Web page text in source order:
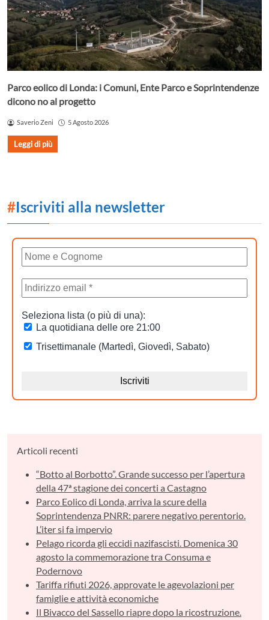
Parco eolico di Londa: i Comuni, Ente Parco e Soprintendenze
dicono no al progetto
Saverio Zeni 5 Agosto 2026
Leggi di più
#Iscriviti alla newsletter
Articoli recenti
“Botto al Borbotto”. Grande successo per l’apertura
della 47ª stagione dei concerti a Castagno
Parco Eolico di Londa, arriva la scure della
Soprintendenza PNRR: parere negativo perentorio.
L’iter si fa impervio
Pelago ricorda gli eccidi nazifascisti. Domenica 30
agosto la commemorazione tra Consuma e
Podernovo
Tariffa rifiuti 2026, approvate le agevolazioni per
famiglie e attività economiche
Il Bivacco del Sassello riapre dopo la ricostruzione.